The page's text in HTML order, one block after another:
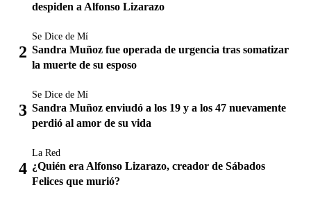
despiden a Alfonso Lizarazo
Se Dice de Mí
Sandra Muñoz fue operada de urgencia tras somatizar
la muerte de su esposo
Se Dice de Mí
Sandra Muñoz enviudó a los 19 y a los 47 nuevamente
perdió al amor de su vida
La Red
¿Quién era Alfonso Lizarazo, creador de Sábados
Felices que murió?